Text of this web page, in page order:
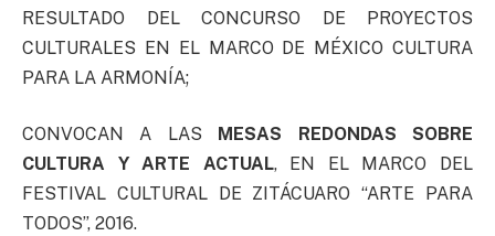
RESULTADO DEL CONCURSO DE PROYECTOS
CULTURALES EN EL MARCO DE MÉXICO CULTURA
PARA LA ARMONÍA;
CONVOCAN A LAS
MESAS REDONDAS SOBRE
CULTURA Y ARTE ACTUAL, EN EL MARCO DEL
FESTIVAL CULTURAL DE ZITÁCUARO “ARTE PARA
TODOS”, 2016.